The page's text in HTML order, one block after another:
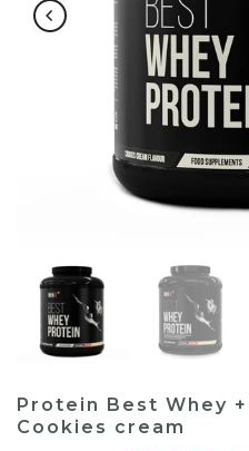
Protein Best Whey +
Cookies cream